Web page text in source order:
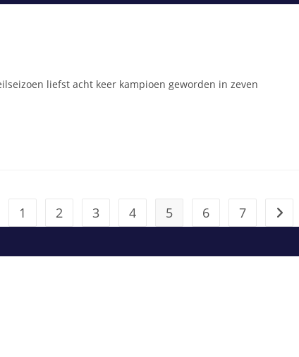
liefst acht keer kampioen geworden in zeven
vorige pagina
1 2 3 4 5 6 7